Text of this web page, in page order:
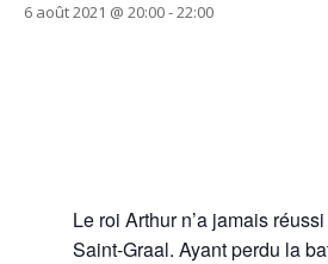
6 août 2021 @ 20:00-22:00
Le roi Arthur n’a jamais
Saint-Graal. Ayant perdu la